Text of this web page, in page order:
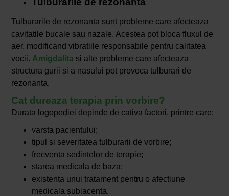
Tulburarile de rezonanta sunt probleme care afecteaza
cavitatile bucale sau nazale. Acestea pot bloca fluxul de
aer, modificand vibratiile responsabile pentru calitatea
vocii. Amigdalita si alte probleme care afecteaza
structura gurii si a nasului pot provoca tulburari de
rezonanta.
Cat dureaza terapia prin vorbire?
Durata logopediei depinde de cativa factori, printre care:
varsta pacientului;
tipul si severitatea tulburarii de vorbire;
frecventa sedintelor de terapie;
starea medicala de baza;
existenta unui tratament pentru o afectiune
medicala subiacenta.